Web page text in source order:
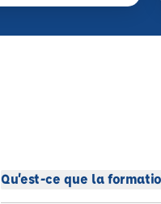
Qu’est-ce que la